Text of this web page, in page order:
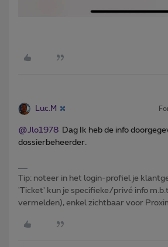
Luc.M
@Jlo1978 Dag Ik heb de info
dossierbeheerder.
Tip: noteer in het login-profiel je
'Ticket' kun je specifieke/privé info
vermelden), enkel zichtbaar voor